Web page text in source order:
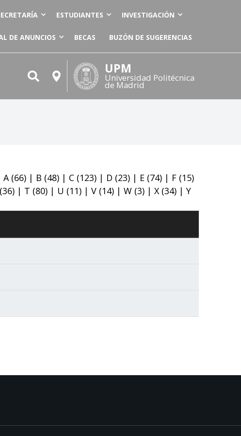
ESTUDIANTES INVESTIGACIÓN
DE ANUNCIOS BECAS BUZÓN DE SUGERENCIAS
UPM
Universidad Politécnica
de Madrid
A(66) | B (48) | C (123) | D (23) | E (74) | F (15)
(36) | T (80) | U (11) | V (14) | W (3) | X (34) | Y